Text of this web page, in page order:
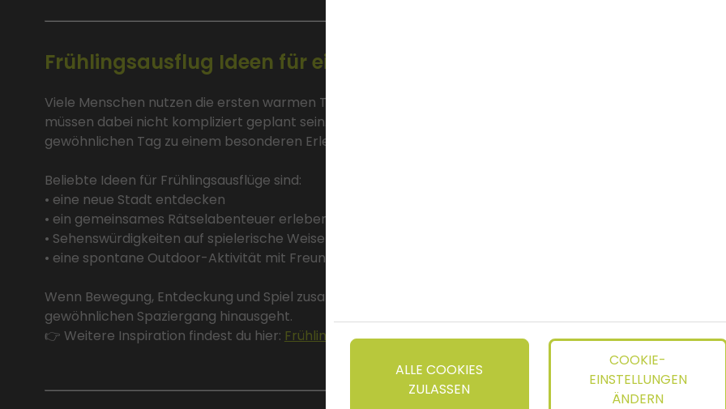
Frühlingsausflug Ideen für einen besonderen Tag draußen
Viele Menschen nutzen die ersten warmen Tage im Jahr für einen kleinen Ausflug. Frühlingsausflüge
müssen dabei nicht kompliziert geplant sein. Oft reicht schon eine interessante Aktivität, um einen
gewöhnlichen Tag zu einem besonderen Erlebnis zu machen.
Beliebte Ideen für Frühlingsausflüge sind:
• eine neue Stadt entdecken
• ein gemeinsames Rätselabenteuer erleben
• Sehenswürdigkeiten auf spielerische Weise erkunden
• eine spontane Outdoor-Aktivität mit Freunden starten
Wenn Bewegung, Entdeckung und Spiel zusammenkommen, entsteht ein Erlebnis, das weit über einen
gewöhnlichen Spaziergang hinausgeht.
👉 Weitere Inspiration findest du hier: Frühlingsausflug Ideen
ALLE COOKIES
ZULASSEN
COOKIE-
EINSTELLUNGEN
ÄNDERN